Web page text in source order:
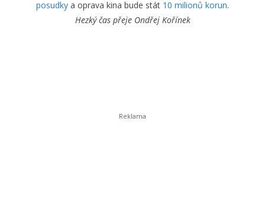
posudky a oprava kina bude stát 10 milionů korun.
Hezký čas přeje Ondřej Kořínek